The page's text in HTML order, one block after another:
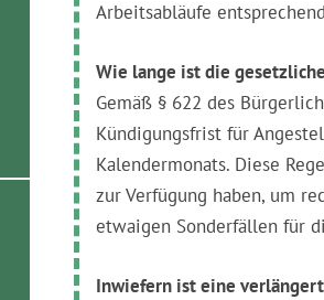
Arbeitsabläufe
Wie lange ist die gesetzliche
Gemäß § 622 des
Kündigungsfrist für
Kalendermonats. Diese
zur Verfügung haben, um
etwaigen Sonderfällen für
Inwiefern ist eine